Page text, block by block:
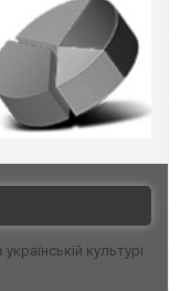
культурі